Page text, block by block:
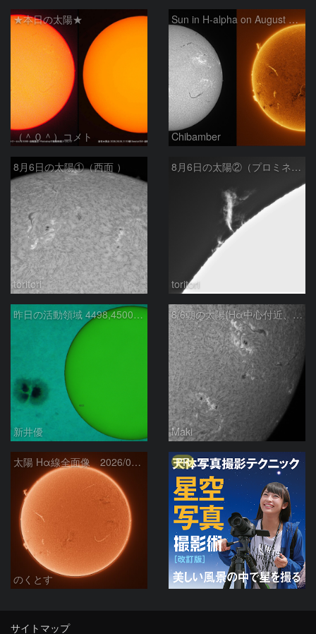
★本日の太陽★
（＾０＾）コメト
Sun in H-alpha on August 6, 2026
Chibamber
8月6日の太陽①（西面 ）
toritori
8月6日の太陽②（プロミネン北東縁 ）
toritori
昨日の活動領域 4498,4500：2026/08/05
新井優
8/6朝の太陽(Hα中心付近、4498、4502付近)
Maki
太陽 Hα線全面像 2026/08/06
のくとす
PR
サイトマップ